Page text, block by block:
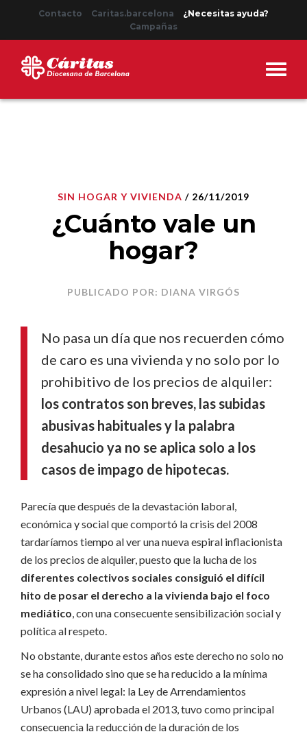
Contacto Caritas.barcelona
¿Necesitas ayuda?
Campañas
SIN HOGAR Y VIVIENDA / 26/11/2019
¿Cuánto vale un
hogar?
PUBLICADO POR: DIANA VIRGÓS
No pasa un día que nos recuerden cómo
de caro es una vivienda y no solo por lo
prohibitivo de los precios de alquiler:
los contratos son breves, las subidas
abusivas habituales y la palabra
desahucio ya no se aplica solo a los
casos de impago de hipotecas.
Parecía que después de la devastación laboral,
económica y social que comportó la crisis del 2008
tardaríamos tiempo al ver una nueva espiral inflacionista
de los precios de alquiler, puesto que la lucha de los
diferentes colectivos sociales consiguió el difícil
hito de posar el derecho a la vivienda bajo el foco
mediático, con una consecuente sensibilización social y
política al respeto.
No obstante, durante estos años este derecho no solo no
se ha consolidado sino que se ha reducido a la mínima
expresión a nivel legal: la Ley de Arrendamientos
Urbanos (LAU) aprobada el 2013, tuvo como principal
consecuencia la reducción de la duración de los